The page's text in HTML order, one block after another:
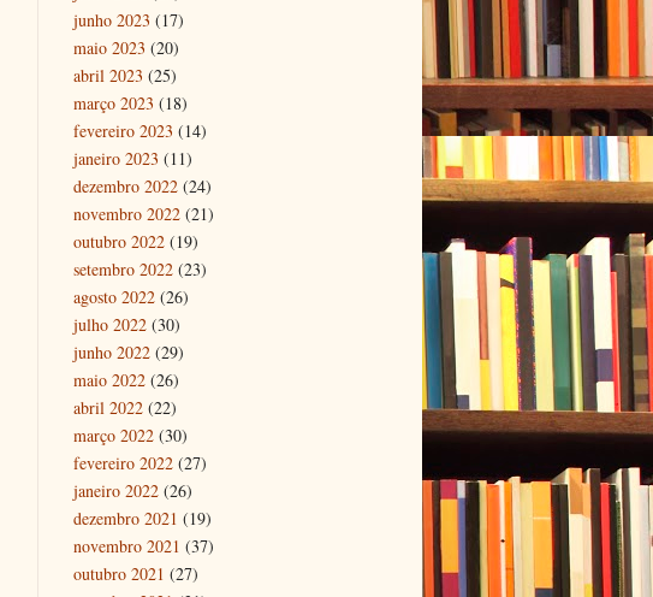
junho 2023 (17)
maio 2023 (20)
abril 2023 (25)
março 2023 (18)
fevereiro 2023 (14)
janeiro 2023 (11)
dezembro 2022 (24)
novembro 2022 (21)
outubro 2022 (19)
setembro 2022 (23)
agosto 2022 (26)
julho 2022 (30)
junho 2022 (29)
maio 2022 (26)
abril 2022 (22)
março 2022 (30)
fevereiro 2022 (27)
janeiro 2022 (26)
dezembro 2021 (19)
novembro 2021 (37)
outubro 2021 (27)